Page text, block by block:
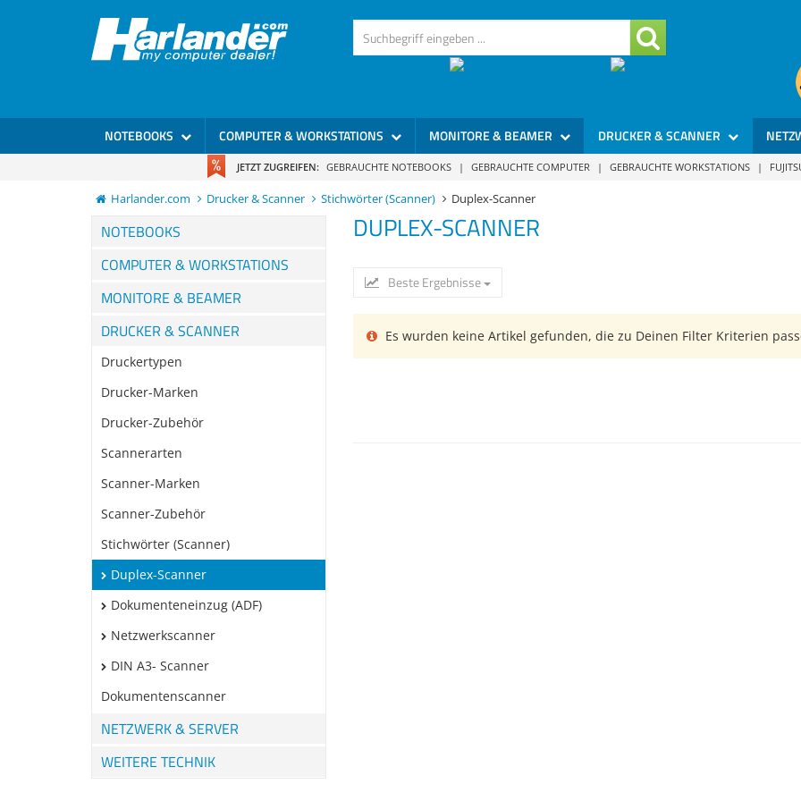
NOTEBOOKS COMPUTER & WORKSTATIONS MONITORE & BEAMER DRUCKER & SCANNER
JETZT ZUGREIFEN: GEBRAUCHTE NOTEBOOKS | GEBRAUCHTE COMPUTER | GEBRAUCHTE WORKSTATIONS |
Harlander.com Drucker & Scanner Stichwörter (Scanner) Duplex-Scanner
NOTEBOOKS
COMPUTER & WORKSTATIONS
MONITORE & BEAMER
DRUCKER & SCANNER
Druckertypen
Drucker-Marken
Drucker-Zubehör
Scannerarten
Scanner-Marken
Scanner-Zubehör
Stichwörter (Scanner)
Duplex-Scanner
Dokumenteneinzug (ADF)
Netzwerkscanner
DIN A3- Scanner
Dokumentenscanner
NETZWERK & SERVER
WEITERE TECHNIK
DUPLEX-SCANNER
Beste Ergebnisse
Es wurden keine Artikel gefunden, die zu Deinen Filter Kriterien